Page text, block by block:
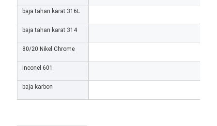
baja tahan karat 316L
baja tahan karat 314
80/20 Nikel Chrome
Inconel 601
baja karbon